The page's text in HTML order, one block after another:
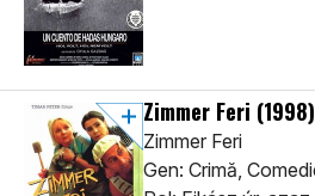
Zimmer Feri (1998)
Zimmer Feri
Gen: Crimă,